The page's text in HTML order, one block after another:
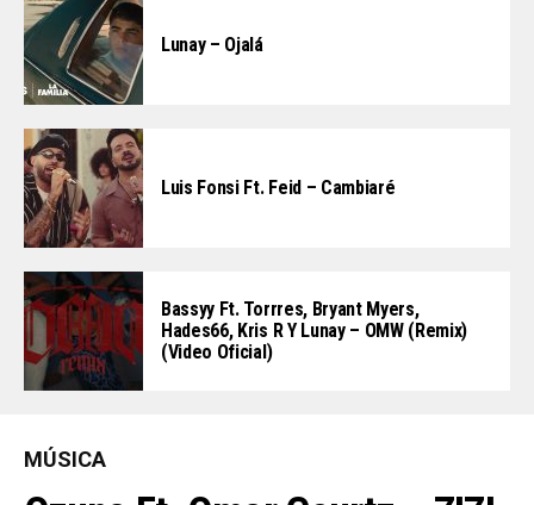
Lunay – Ojalá
Luis Fonsi Ft. Feid – Cambiaré
Bassyy Ft. Torrres, Bryant Myers,
Hades66, Kris R Y Lunay – OMW (Remix)
(Video Oficial)
MÚSICA